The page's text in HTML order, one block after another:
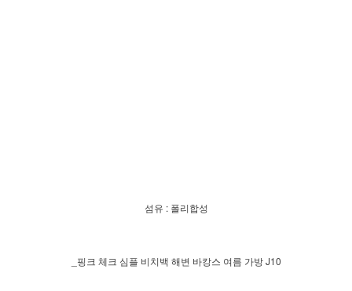
섬유 : 폴리합성
_핑크 체크 심플 비치백 해변 바캉스 여름 가방 J10